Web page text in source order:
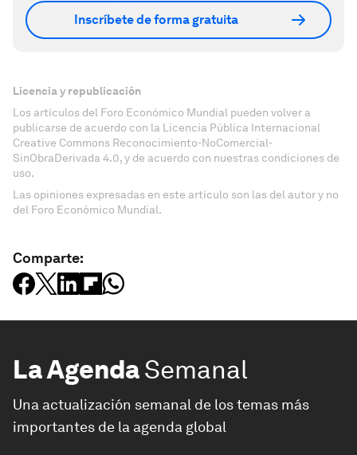
Inscríbete de forma gratuita
Licencia y republicación
Los artículos del Foro Económico Mundial pueden volver a
publicarse de acuerdo con la Licencia Pública Internacional
Creative Commons Reconocimiento-NoComercial-
SinObraDerivada 4.0, y de acuerdo con nuestras condiciones de
uso.
Las opiniones expresadas en este artículo son las del autor y no
del Foro Económico Mundial.
Comparte:
La AgendaSemanal
Una actualización semanal de los temas más
importantes de la agenda global